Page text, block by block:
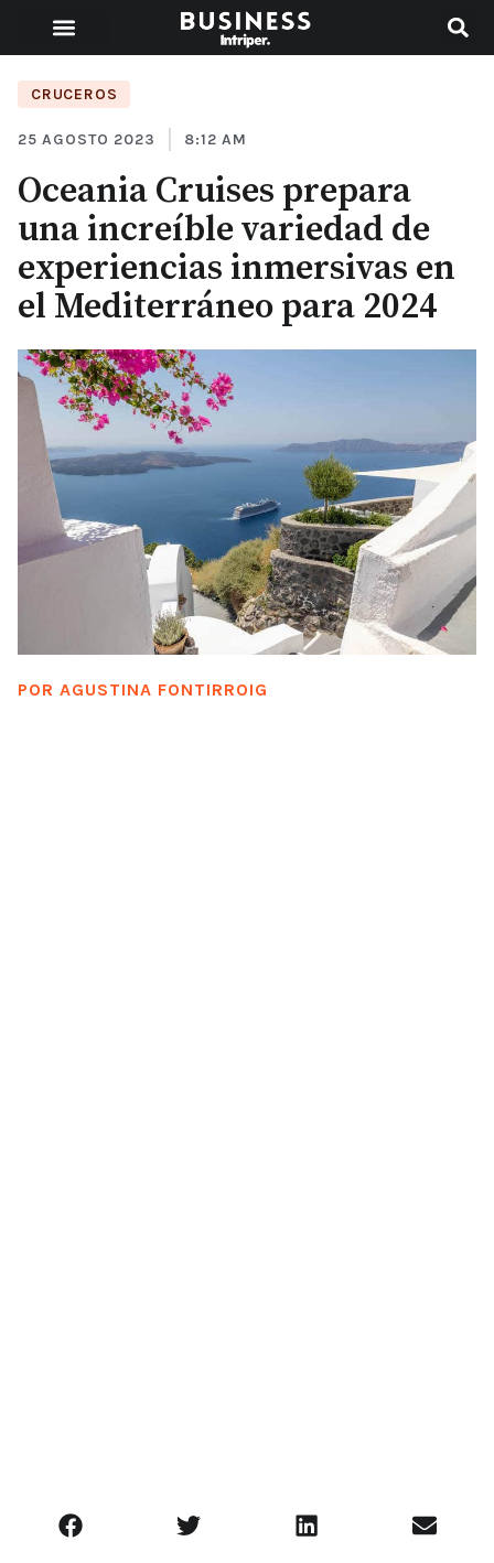
CRUCEROS
25 AGOSTO 2023 8:12 AM
Oceania Cruises prepara
una increíble variedad de
experiencias inmersivas en
el Mediterráneo para 2024
POR AGUSTINA FONTIRROIG